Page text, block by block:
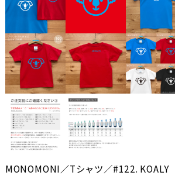
MONOMONI／Tシャツ／#122. KOALY